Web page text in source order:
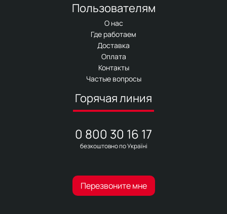
Пользователям
О нас
Где работаем
Доставка
Оплата
Контакты
Частые вопросы
Горячая линия
0 800 30 16 17
безкоштовно по Україні
Перезвоните мне